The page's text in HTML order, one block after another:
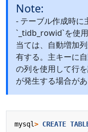
Note:
- テーブル作成時に
`_tidb_rowid`を使
当ては、自動増加
有する。主キーに
の列を使用して行
が発生する場合があ
mysql> CREATE